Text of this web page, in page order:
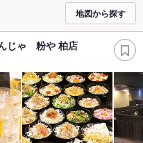
地図から探す
じゃ 粉や 柏店